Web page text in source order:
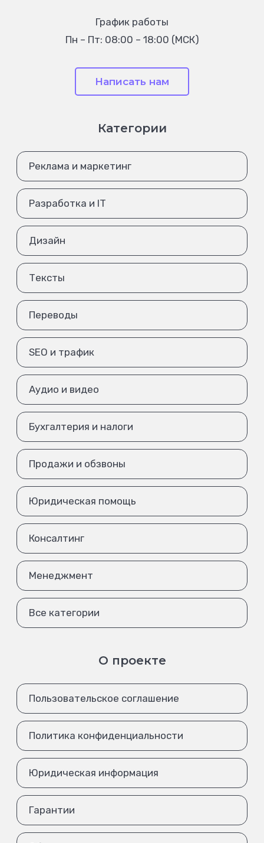
График работы
Пн – Пт: 08:00 – 18:00 (МСК)
Написать нам
Категории
Реклама и маркетинг
Разработка и IT
Дизайн
Тексты
Переводы
SEO и трафик
Аудио и видео
Бухгалтерия и налоги
Продажи и обзвоны
Юридическая помощь
Консалтинг
Менеджмент
Все категории
О проекте
Пользовательское соглашение
Политика конфиденциальности
Юридическая информация
Гарантии